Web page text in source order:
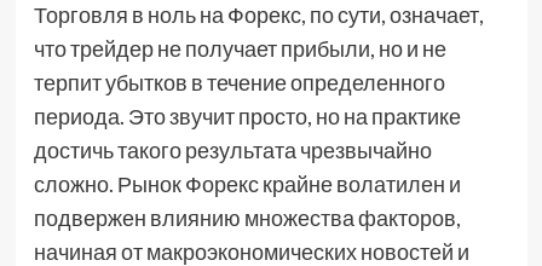
Торговля в ноль на Форекс, по сути, означает,
что трейдер не получает прибыли, но и не
терпит убытков в течение определенного
периода. Это звучит просто, но на практике
достичь такого результата чрезвычайно
сложно. Рынок Форекс крайне волатилен и
подвержен влиянию множества факторов,
начиная от макроэкономических новостей и